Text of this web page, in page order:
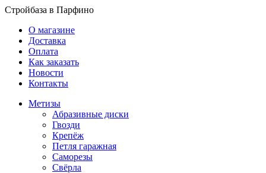
Стройбаза в Парфино
О магазине
Доставка
Оплата
Как заказать
Новости
Контакты
Метизы
Абразивные диски
Гвозди
Крепёж
Петля гаражная
Саморезы
Свёрла